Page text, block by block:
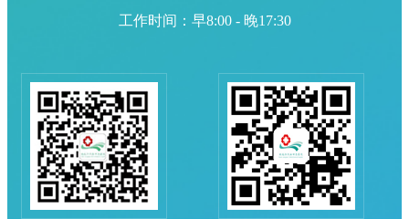
工作时间：早8:00 - 晚17:30